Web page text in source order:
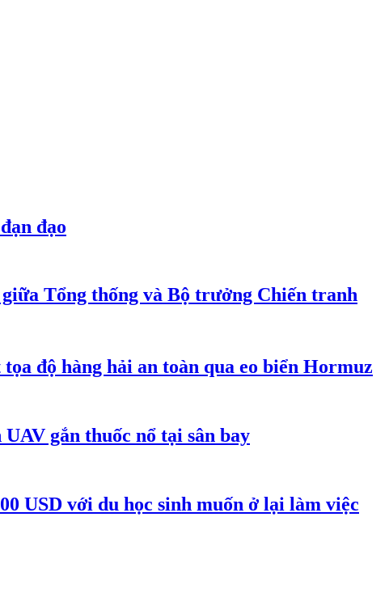
đạo
Tổng thống và Bộ trưởng Chiến tranh
độ hàng hải an toàn qua eo biển Hormuz
gắn thuốc nổ tại sân bay
USD với du học sinh muốn ở lại làm việc